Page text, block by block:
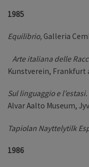
1985
Equilibrio, Galleria
Arte italiana delle
Kunstverein, Frankfurt
Sul linguaggio e
Alvar Aalto Museum,
Tapiolan Nayttelytilk
1986